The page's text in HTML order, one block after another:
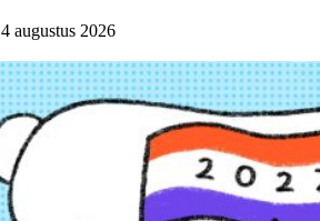
4 augustus 2026